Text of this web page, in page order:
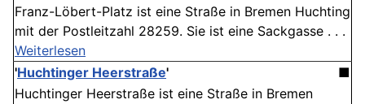
Franz-Löbert-Platz ist eine Straße in Bremen Huchting
mit der Postleitzahl 28259. Sie ist eine Sackgasse . . .
Weiterlesen
'Huchtinger Heerstraße'
■
Huchtinger Heerstraße ist eine Straße in Bremen